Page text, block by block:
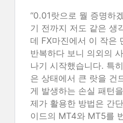
“0.01랏으로 뭘 증명하
기 전까지 저도 같은 생
데 FX마진에서 이 작은
반복하다 보니 의외의
나기 시작했습니다. 특
은 상태에서 큰 랏을 건
게 발생하는 손실 패턴
제가 활용한 방법은 간
이드의 MT4와 MT5를